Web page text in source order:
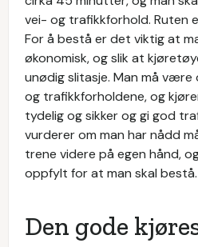
vei- og trafikkforhold. Ruten
For å bestå er det viktig at
økonomisk, og slik at
unødig slitasje. Man må
og trafikkforholdene, og
tydelig og sikker og gi god
vurderer om man har nådd
trene videre på egen hånd,
oppfylt for at man skal bestå.
Den gode